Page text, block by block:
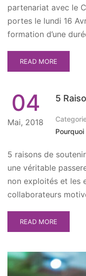
partenariat avec le
portes le lundi 16
formation d’une
READ MORE
04
Mai, 2018
5
Pourquoi
5 raisons de soutenir
une véritable
non exploités et les
collaborateurs
READ MORE